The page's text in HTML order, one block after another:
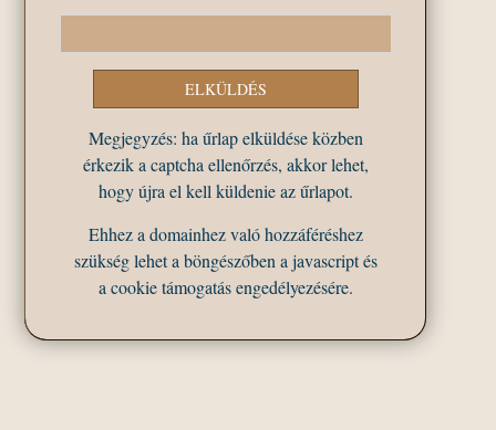
Megjegyzés: ha űrlap elküldése közben
érkezik a captcha ellenőrzés, akkor lehet,
hogy újra el kell küldenie az űrlapot.
Ehhez a domainhez való hozzáféréshez
szükség lehet a böngészőben a javascript és
a cookie támogatás engedélyezésére.